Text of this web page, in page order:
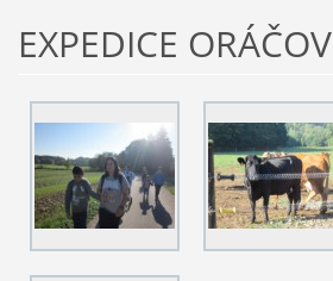
EXPEDICE ORÁČOV